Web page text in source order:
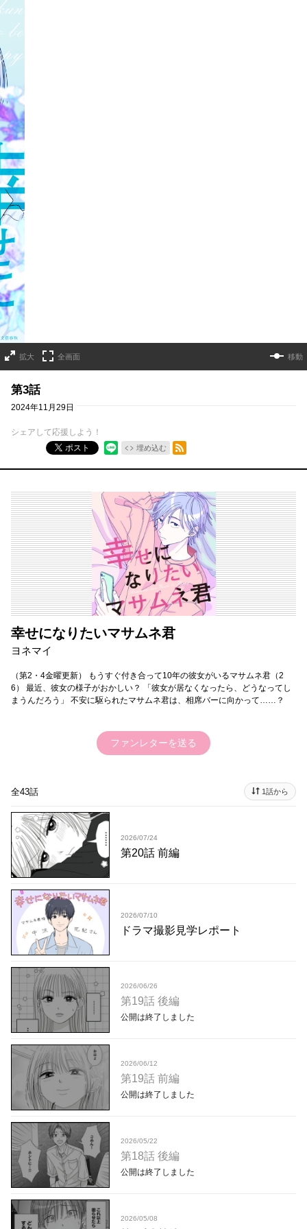
拡大 全画面 移動
第3話
2024年11月29日
シェアして応援しよう！
ポスト
埋め込む
RSSフィード
幸せになりたいマサムネ君
ヨネマイ
（第2・4金曜更新） もうすぐ付き合って10年の彼女がいるマサムネ君（2
6） 最近、彼女の様子がおかしい？ 「彼女が居なくなったら、どうなってし
まうんだろう」 不安に駆られたマサムネ君は、相席バーに向かって……？
ファンレターを送る
全43話 1話から
2026/07/24
第20話 前編
2026/07/10
ドラマ撮影見学レポート
2026/06/26
第19話 後編
公開は終了しました
2026/06/12
第19話 前編
公開は終了しました
2026/05/22
第18話 後編
公開は終了しました
2026/05/08